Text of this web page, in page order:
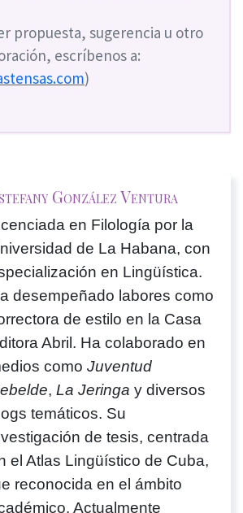
propuesta, sugerencia u otro
escríbenos a:
)
González Ventura
en Filología por la
de La Habana, con
en Lingüística.
desempeñado labores como
de estilo en la Casa
Abril. Ha colaborado en
como Juventud
, La Jeringa y diversos
temáticos. Su
de tesis, centrada
el Atlas Lingüístico de Cuba,
reconocida en el ámbito
Actualmente